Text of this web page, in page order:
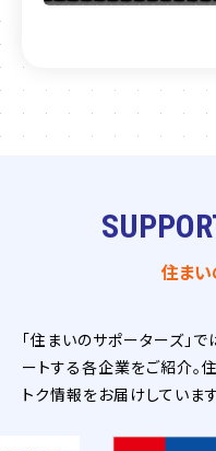
住ま
「住まいのサポーターズ」
ートする各企業をご紹介。
トク情報をお届けしています